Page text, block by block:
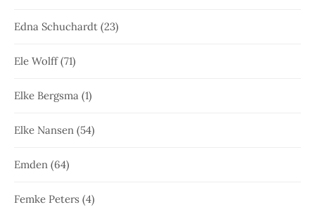
Edna Schuchardt (23)
Ele Wolff(71)
Elke Bergsma (1)
Elke Nansen (54)
Emden (64)
Femke Peters (4)